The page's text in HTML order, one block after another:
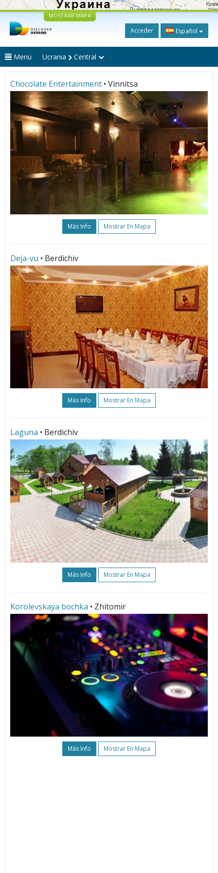
MOSTRAR MAPA
Acceder Español
Menu Ucrania Central
Chocolate Entertainment • Vinnitsa
Más Info Mostrar En Mapa
Deja-vu • Berdichiv
Más Info Mostrar En Mapa
Laguna • Berdichiv
Más Info Mostrar En Mapa
Korolevskaya bochka • Zhitomir
Más Info Mostrar En Mapa